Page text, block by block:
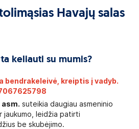
Havajų salas
keliauti su mumis?
bendrakeleivė, kreiptis į vadyb.
asm. suteikia daugiau asmeninio
jaukumo, leidžia patirti
be skubėjimo.